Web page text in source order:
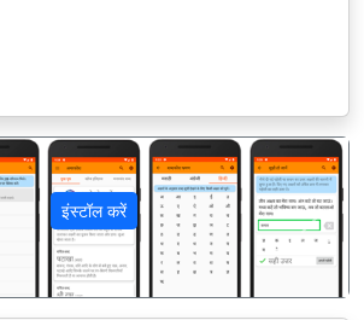
इंस्टॉल करें
अगला